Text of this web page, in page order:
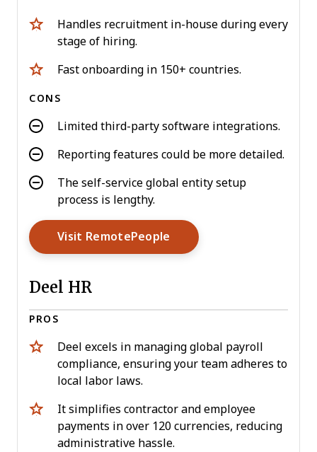
Handles recruitment in-house during every
stage of hiring.
Fast onboarding in 150+ countries.
CONS
Limited third-party software integrations.
Reporting features could be more detailed.
The self-service global entity setup
process is lengthy.
Visit RemotePeople Opens New Window
Deel HR
PROS
Deel excels in managing global payroll
compliance, ensuring your team adheres to
local labor laws.
It simplifies contractor and employee
payments in over 120 currencies, reducing
administrative hassle.